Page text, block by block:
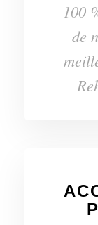
100
de